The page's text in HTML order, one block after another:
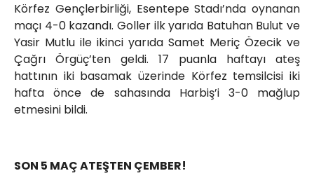
Körfez Gençlerbirliği, Esentepe Stadı’nda oynanan
maçı 4-0 kazandı. Goller ilk yarıda Batuhan Bulut ve
Yasir Mutlu ile ikinci yarıda Samet Meriç Özecik ve
Çağrı Örgüç’ten geldi. 17 puanla haftayı ateş
hattının iki basamak üzerinde Körfez temsilcisi iki
hafta önce de sahasında Harbiş’i 3-0 mağlup
etmesini bildi.
SON 5 MAÇ ATEŞTEN ÇEMBER!